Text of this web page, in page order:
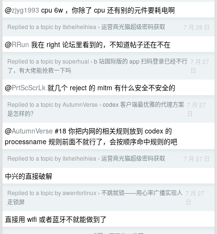
@zjyg1993 cpu 6w ，你除了 cpu 还有别的元件要耗电啊
Replied to a topic by IIxheiheihiea › 运营商光猫超级密码获取 7 月 28 日
@RRun 我在 right 论坛里看到的，不知道帖子还在不在
Replied to a topic by superhuai › b 站国际版的 app 扫码登录已经不行
了，有大佬能抢救一下吗
7 月 27
日
@PrtScScrLk 就几个 reject 的 mitm 有什么安全不安全的
Replied to a topic by AutumnVerse › codex 客户端最优雅的代理方案
是怎样的？
7 月 27
日
@AutumnVerse #18 你把内网的相关规则放到 codex 的
processname 规则前面不就行了，会按顺序命中规则的吧
Replied to a topic by IIxheiheihiea › 运营商光猫超级密码获取 7 月 27 日
中兴的直接破解
Replied to a topic by awenforlinux › 不跳就锁——用心率广播实现人
走锁屏
7 月 27
日
直接用 wifi 或者蓝牙不就能做到了